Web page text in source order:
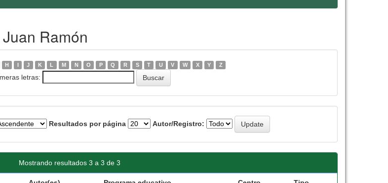
Ramón
H I J K L M N O P Q R S T U V W X Y Z
letras:
Resultados por página Autor/Registro:
Mostrando resultados 3 a 3 de 3